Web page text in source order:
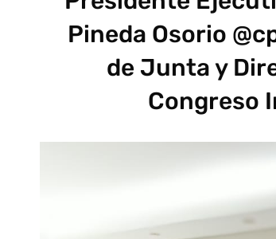
Pineda Osorio
de Junta y
Congreso